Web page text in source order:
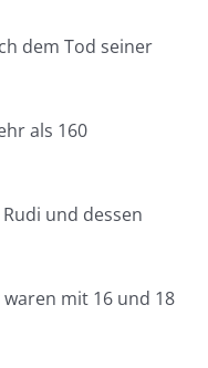
dem Tod seiner
als 160
und dessen
mit 16 und 18